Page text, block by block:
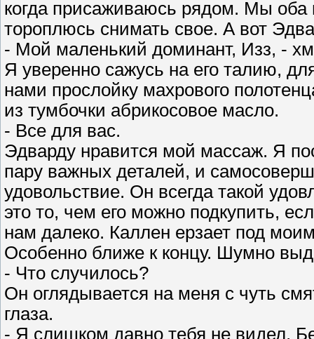
когда присаживаюсь рядом. Мы
тороплюсь снимать свое. А вот
- Мой маленький доминант, Изз, -
Я уверенно сажусь на его талию,
нами прослойку махрового
из тумбочки абрикосовое масло.
- Все для вас.
Эдварду нравится мой массаж. Я
пару важных деталей, и
удовольствие. Он всегда такой
это то, чем его можно подкупить,
нам далеко. Каллен ерзает под
Особенно ближе к концу. Шумно
- Что случилось?
Он оглядывается на меня с чуть
глаза.
- Я слишком давно тебя не видел,